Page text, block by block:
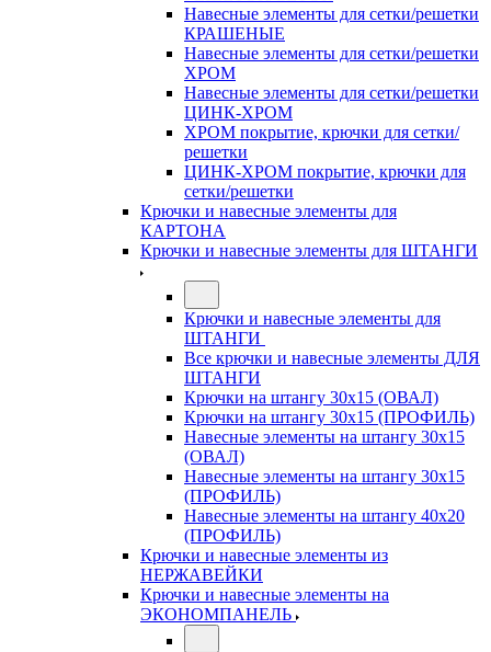
Навесные элементы для сетки/решетки
КРАШЕНЫЕ
Навесные элементы для сетки/решетки
ХРОМ
Навесные элементы для сетки/решетки
ЦИНК-ХРОМ
ХРОМ покрытие, крючки для сетки/
решетки
ЦИНК-ХРОМ покрытие, крючки для
сетки/решетки
Крючки и навесные элементы для
КАРТОНА
Крючки и навесные элементы для ШТАНГИ
Крючки и навесные элементы для
ШТАНГИ
Все крючки и навесные элементы ДЛЯ
ШТАНГИ
Крючки на штангу 30х15 (ОВАЛ)
Крючки на штангу 30х15 (ПРОФИЛЬ)
Навесные элементы на штангу 30х15
(ОВАЛ)
Навесные элементы на штангу 30х15
(ПРОФИЛЬ)
Навесные элементы на штангу 40х20
(ПРОФИЛЬ)
Крючки и навесные элементы из
НЕРЖАВЕЙКИ
Крючки и навесные элементы на
ЭКОНОМПАНЕЛЬ